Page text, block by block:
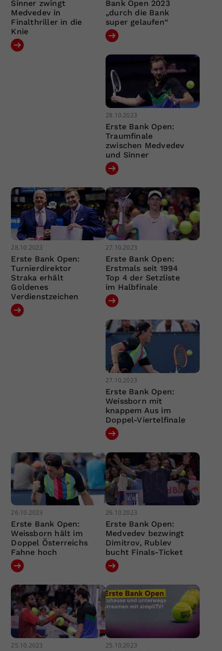
Sinner zwingt
Medvedev in
Finalthriller in die
Knie
Bank Open 2023
„durch die Bank
super gelaufen“
28.10.2023
Erste Bank Open:
Traumfinale
zwischen Medvedev
und Sinner
28.10.2023
Erste Bank Open:
Turnierdirektor
Straka erhält
Goldenes
Verdienstzeichen
27.10.2023
Erste Bank Open:
Erstmals seit 1994
Top 4 der Setzliste
im Halbfinale
27.10.2023
Erste Bank Open:
Weissborn mit
knappem Aus im
Doppel-Viertelfinale
26.10.2023
Erste Bank Open:
Weissborn hält im
Doppel Österreichs
Fahne hoch
26.10.2023
Erste Bank Open:
Medvedev bezwingt
Dimitrov, Rublev
bucht Finals-Ticket
25.10.2023 25.10.2023